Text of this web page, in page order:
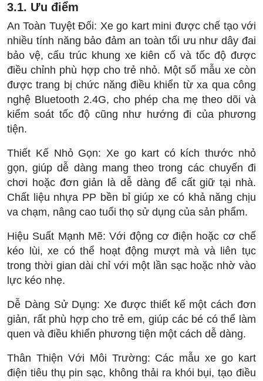
3.1. Ưu điểm
An Toàn Tuyệt Đối: Xe go kart mini được chế tạo với
nhiều tính năng bảo đảm an toàn tối ưu như dây đai
bảo vệ, cấu trúc khung xe kiên cố và tốc độ được
điều chỉnh phù hợp cho trẻ nhỏ. Một số mẫu xe còn
được trang bị chức năng điều khiển từ xa qua công
nghệ Bluetooth 2.4G, cho phép cha mẹ theo dõi và
kiểm soát tốc độ cũng như hướng đi của phương
tiện.
Thiết Kế Nhỏ Gọn: Xe go kart có kích thước nhỏ
gọn, giúp dễ dàng mang theo trong các chuyến đi
chơi hoặc đơn giản là dễ dàng để cất giữ tại nhà.
Chất liệu nhựa PP bền bỉ giúp xe có khả năng chịu
va chạm, nâng cao tuổi thọ sử dụng của sản phẩm.
Hiệu Suất Mạnh Mẽ: Với động cơ điện hoặc cơ chế
kéo lùi, xe có thể hoạt động mượt mà và liên tục
trong thời gian dài chỉ với một lần sạc hoặc nhờ vào
lực kéo nhẹ.
Dễ Dàng Sử Dụng: Xe được thiết kế một cách đơn
giản, rất phù hợp cho trẻ em, giúp các bé có thể làm
quen và điều khiển phương tiện một cách dễ dàng.
Thân Thiện Với Môi Trường: Các mẫu xe go kart
điện tiêu thụ pin sạc, không thải ra khói bụi, tạo điều